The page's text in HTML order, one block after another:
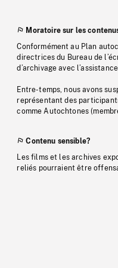
Moratoire sur les
Conformément au Plan
directrices du Bureau de
d’archivage avec
Entre-temps, nous avons
représentant des
comme Autochtones
Contenu sensible?
Les films et les archives
reliés pourraient être